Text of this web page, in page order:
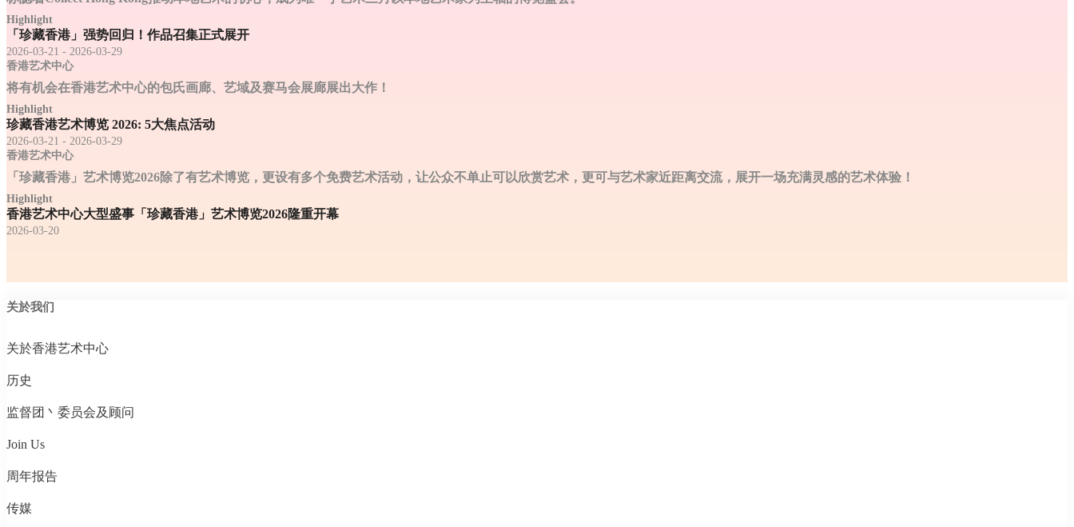
Highlight
「珍藏香港」强势回归！作品召集正式展开
2026-03-21 - 2026-03-29
香港艺术中心
将有机会在香港艺术中心的包氏画廊、艺域及赛马会展廊展出大作！
Highlight
珍藏香港艺术博览 2026: 5大焦点活动
2026-03-21 - 2026-03-29
香港艺术中心
「珍藏香港」艺术博览2026除了有艺术博览，更设有多个免费艺术活动，让公众不单止可以欣赏艺术，更可与艺术家近距离交流，展开一场充满灵感的艺术体验！
Highlight
香港艺术中心大型盛事「珍藏香港」艺术博览2026隆重开幕
2026-03-20
关於我们
关於香港艺术中心
历史
监督团丶委员会及顾问
Join Us
周年报告
传媒